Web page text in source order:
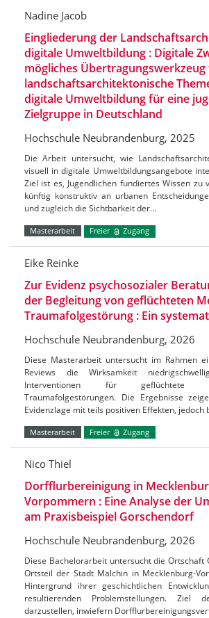
Nadine Jacob
Eingliederung der
digitale Umweltbildung : Digitale
mögliches
landschaftsarchitektonische
digitale Umweltbildung für eine
Zielgruppe in Deutschland
Hochschule Neubrandenburg, 2025
Die Arbeit untersucht, wie
visuell in digitale Umweltbildungsangebote
Ziel ist es, Jugendlichen fundiertes Wissen zu
künftig konstruktiv an urbanen
und zugleich die Sichtbarkeit der…
Masterarbeit Freier Zugang
Eike Reinke
Zur Evidenz psychosozialer
der Begleitung von geflüchteten
Traumafolgestörung : Ein
Hochschule Neubrandenburg, 2026
Diese Masterarbeit untersucht im Rahmen
Reviews die Wirksamkeit
Interventionen für geflüchtete
Traumafolgestörungen. Die Ergebnisse
Evidenzlage mit teils positiven Effekten,
Masterarbeit Freier Zugang
Nico Thiel
Dorfflurbereinigung in
Vorpommern : Eine Analyse der
am Praxisbeispiel Gorschendorf
Hochschule Neubrandenburg, 2026
Diese Bachelorarbeit untersucht die Ortschaft
Ortsteil der Stadt Malchin in Mecklenburg-
Hintergrund ihrer geschichtlichen
resultierenden Problemstellungen.
darzustellen, inwiefern